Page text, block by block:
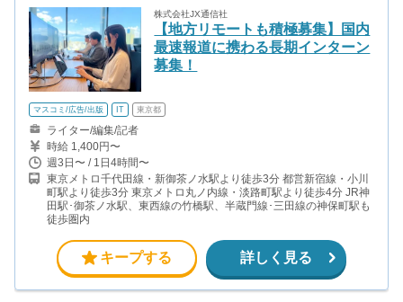
株式会社JX通信社
【地方リモートも積極募集】国内
最速報道に携わる長期インターン
募集！
マスコミ/広告/出版 IT 東京都
ライター/編集/記者
時給 1,400円〜
週3日〜 / 1日4時間〜
東京メトロ千代田線・新御茶ノ水駅より徒歩3分 都営新宿線・小川
町駅より徒歩3分 東京メトロ丸ノ内線・淡路町駅より徒歩4分 JR神
田駅･御茶ノ水駅、東西線の竹橋駅、半蔵門線･三田線の神保町駅も
徒歩圏内
キープする 詳しく見る